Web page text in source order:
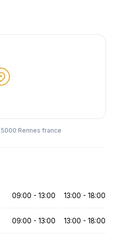
Rennes france
09:00 - 13:00 13:00 - 18:00
09:00 - 13:00 13:00 - 18:00